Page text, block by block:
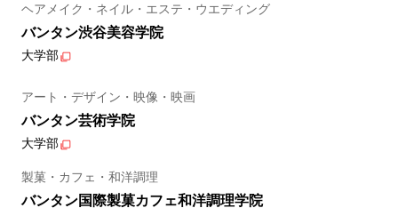
ヘアメイク・ネイル・エステ・ウエディング
バンタン渋谷美容学院
大学部
アート・デザイン・映像・映画
バンタン芸術学院
大学部
製菓・カフェ・和洋調理
バンタン国際製菓カフェ和洋調理学院